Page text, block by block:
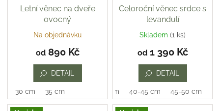
Letní věnec na dveře
ovocný
Průměrné
produktu
hvězdiček.
Na objednávku
od890 Kč
DETAIL
30 cm 35 cm
Celoroční věnec srdce s
levandulí
Skladem (1 ks)
od1 390 Kč
DETAIL
35-40 cm 40-45 cm 45-50 cm